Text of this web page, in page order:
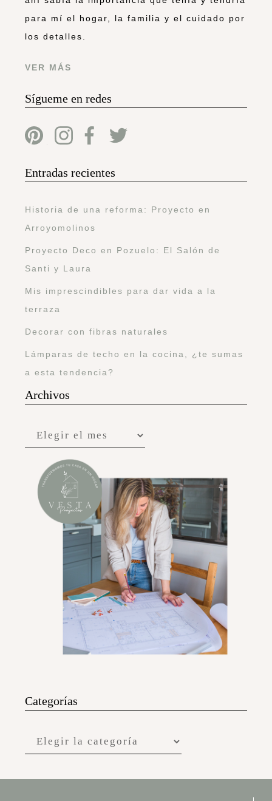
para mí el hogar, la familia y el cuidado por
los detalles.
VER MÁS
Sígueme en redes
Entradas recientes
Historia de una reforma: Proyecto en
Arroyomolinos
Proyecto Deco en Pozuelo: El Salón de
Santi y Laura
Mis imprescindibles para dar vida a la
terraza
Decorar con fibras naturales
Lámparas de techo en la cocina, ¿te sumas
a esta tendencia?
Archivos
Categorías